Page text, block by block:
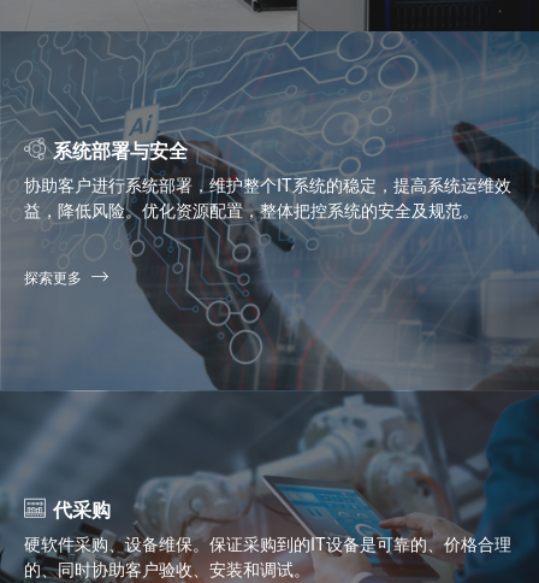
系统部署与安全
协助客户进行系统部署，维护整个IT系统的稳定，提高系统运维效
益，降低风险。优化资源配置，整体把控系统的安全及规范。
探索更多
代采购
硬软件采购、设备维保。保证采购到的IT设备是可靠的、价格合理
的、同时协助客户验收、安装和调试。